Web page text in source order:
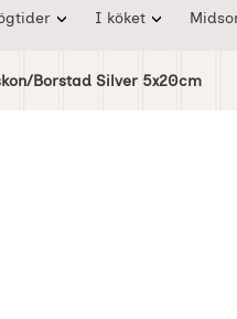
I köket
Borstad Silver 5x20cm